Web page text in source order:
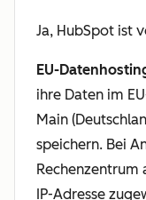
Ja, HubSpot ist
EU-
ihre Daten im
Main
speichern. Bei
Rechenzentrum
IP-Adresse